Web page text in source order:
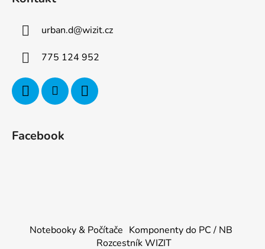
urban.d@wizit.cz
775 124 952
Facebook
Notebooky & Počítače Komponenty do PC / NB
Rozcestník WIZIT